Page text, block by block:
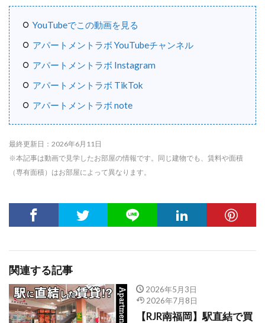
YouTubeでこの動画を見る
アパートメントラボ YouTubeチャンネル
アパートメントラボ Instagram
アパートメントラボ TikTok
アパートメントラボ note
最終更新日：2026年6月11日
※本記事は動画で見学したお部屋の情報です。同じ建物でも、賃料や面積
（専有面積）はお部屋によって異なります。
関連する記事
2026年5月3日
2026年7月8日
【RJR南福岡】駅直結で買